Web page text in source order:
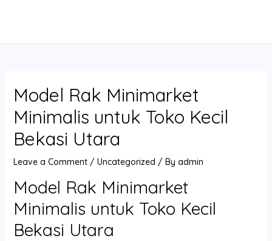
Model Rak Minimarket
Minimalis untuk Toko Kecil
Bekasi Utara
Leave a Comment / Uncategorized / By admin
Model Rak Minimarket
Minimalis untuk Toko Kecil
Bekasi Utara